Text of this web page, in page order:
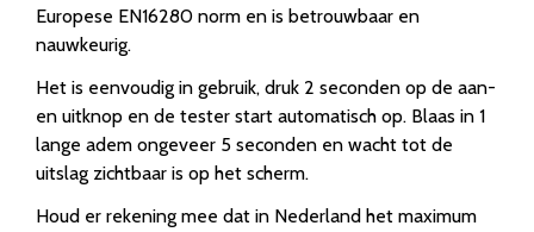
Europese EN16280 norm en is betrouwbaar en
nauwkeurig.
Het is eenvoudig in gebruik, druk 2 seconden op de aan-
en uitknop en de tester start automatisch op. Blaas in 1
lange adem ongeveer 5 seconden en wacht tot de
uitslag zichtbaar is op het scherm.
Houd er rekening mee dat in Nederland het maximum